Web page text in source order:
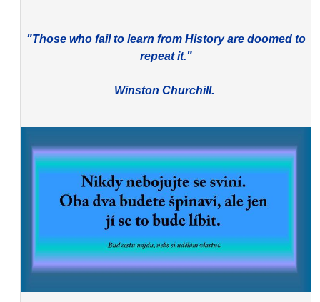
"Those who fail to learn from History are doomed to
repeat it."
Winston Churchill.